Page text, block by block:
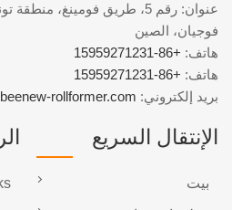
عنوان: رقم 5، طريق فومينغ،
فوجيان، الصين
هاتف: +86-15959271231
هاتف: +86-15959271231
بريد إلكتروني: rollformer.com
الإنتقال السريع
بيت